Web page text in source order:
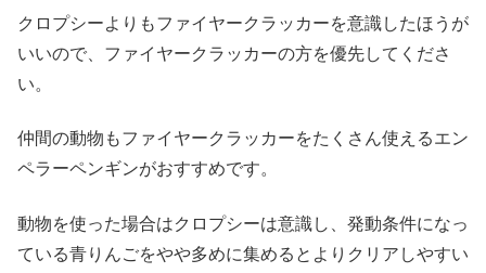
クロプシーよりもファイヤークラッカーを意識したほうが
いいので、ファイヤークラッカーの方を優先してくださ
い。
仲間の動物もファイヤークラッカーをたくさん使えるエン
ペラーペンギンがおすすめです。
動物を使った場合はクロプシーは意識し、発動条件になっ
ている青りんごをやや多めに集めるとよりクリアしやすい